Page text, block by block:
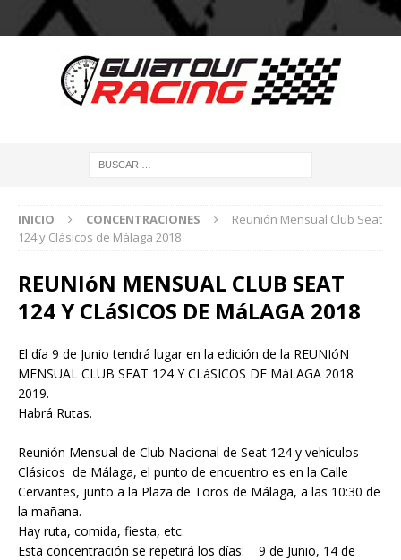
INICIO CONCENTRACIONES
Reunión Mensual Club Seat
124 y Clásicos de Málaga 2018
REUNIóN MENSUAL CLUB SEAT
124 Y CLáSICOS DE MáLAGA 2018
El día 9 de Junio tendrá lugar en la edición de la REUNIóN
MENSUAL CLUB SEAT 124 Y CLáSICOS DE MáLAGA 2018
2019.
Habrá Rutas.
Reunión Mensual de Club Nacional de Seat 124 y vehículos
Clásicos de Málaga, el punto de encuentro es en la Calle
Cervantes, junto a la Plaza de Toros de Málaga, a las 10:30 de
la mañana.
Hay ruta, comida, fiesta, etc.
Esta concentración se repetirá los días: 9 de Junio, 14 de